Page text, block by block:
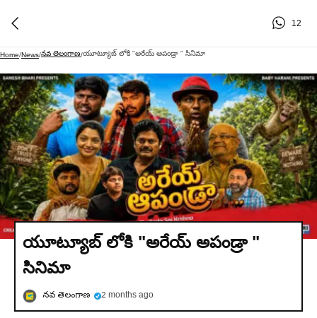
12
Home/News/నవ తెలంగాణ/యూట్యూబ్ లోకి "అరేయ్ అపండ్రా " సినిమా
యూట్యూబ్ లోకి "అరేయ్ అపండ్రా "
సినిమా
నవ తెలంగాణ 2 months ago